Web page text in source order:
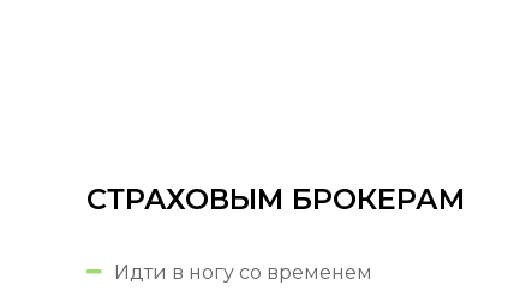
СТРАХОВЫМ БРОКЕРАМ
Идти в ногу со временем